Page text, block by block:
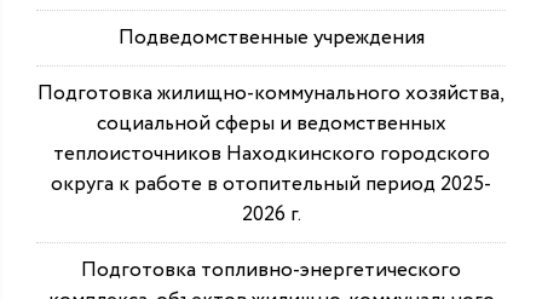
Подведомственные учреждения
Подготовка жилищно-коммунального хозяйства,
социальной сферы и ведомственных
теплоисточников Находкинского городского
округа к работе в отопительный период 2025-
2026 г.
Подготовка топливно-энергетического